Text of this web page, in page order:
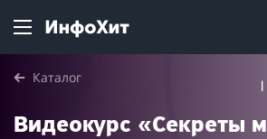
Каталог
Видеокурс «Секреты